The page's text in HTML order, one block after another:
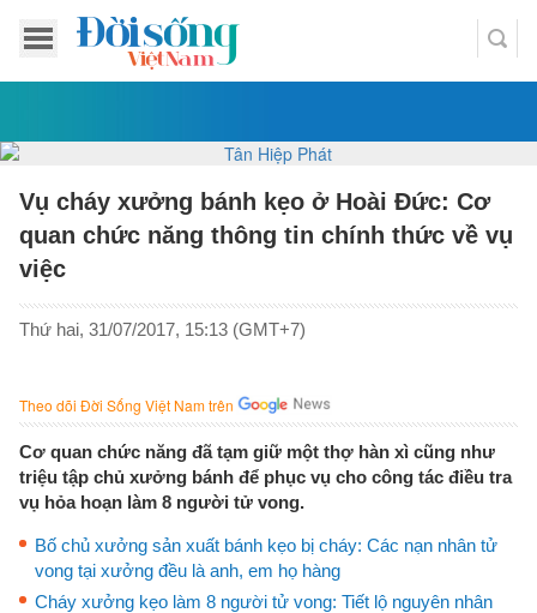
Vụ cháy xưởng bánh kẹo ở Hoài Đức: Cơ
quan chức năng thông tin chính thức về vụ
việc
Thứ hai, 31/07/2017, 15:13 (GMT+7)
Theo dõi Đời Sống Việt Nam trên
Cơ quan chức năng đã tạm giữ một thợ hàn xì cũng như
triệu tập chủ xưởng bánh để phục vụ cho công tác điều tra
vụ hỏa hoạn làm 8 người tử vong.
Bố chủ xưởng sản xuất bánh kẹo bị cháy: Các nạn nhân tử
vong tại xưởng đều là anh, em họ hàng
Cháy xưởng kẹo làm 8 người tử vong: Tiết lộ nguyên nhân